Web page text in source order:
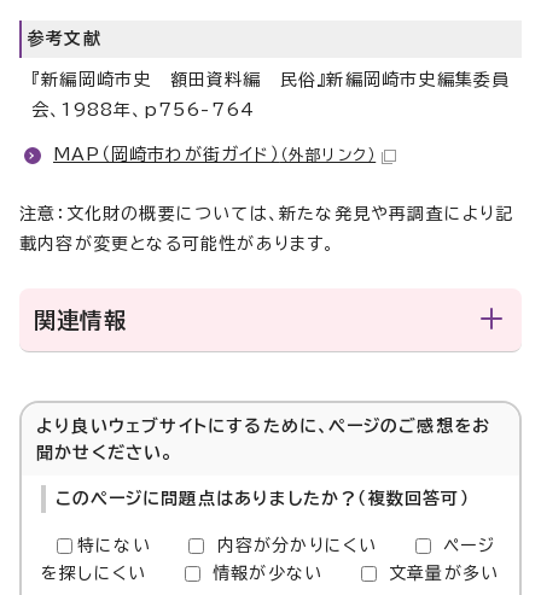
参考文献
『新編岡崎市史 額田資料編 民俗』新編岡崎市史編集委員
会、1988年、p756-764
MAP（岡崎市わが街ガイド） （外部リンク）
注意：文化財の概要については、新たな発見や再調査により記
載内容が変更となる可能性があります。
関連情報
より良いウェブサイトにするために、ページのご感想をお
聞かせください。
このページに問題点はありましたか？（複数回答可）
特にない 内容が分かりにくい
ページ
を探しにくい
情報が少ない 文章量が多い